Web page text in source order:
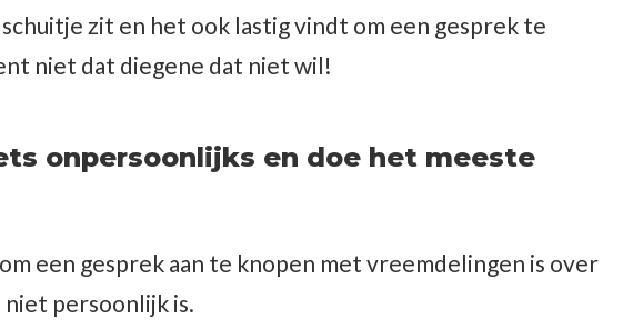
zit en het ook lastig vindt om een gesprek te
niet dat diegene dat niet wil!
onpersoonlijks en doe het meeste
een gesprek aan te knopen met vreemdelingen is over
persoonlijk is.